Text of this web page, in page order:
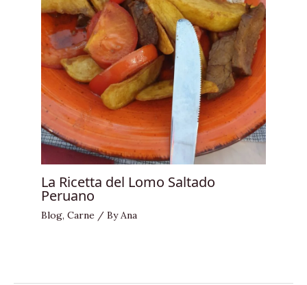
La Ricetta del Lomo Saltado
Peruano
Blog, Carne / ByAna